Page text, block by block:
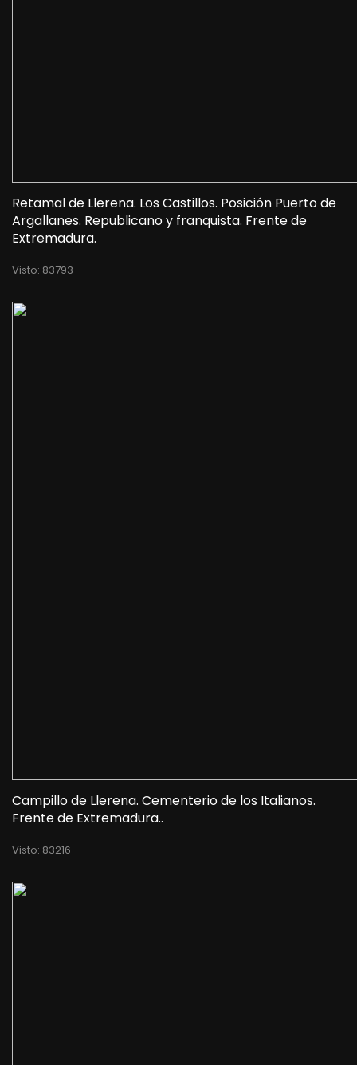
Retamal de Llerena. Los Castillos. Posición Puerto de
Argallanes. Republicano y franquista. Frente de
Extremadura.
Visto: 83793
Campillo de Llerena. Cementerio de los Italianos.
Frente de Extremadura..
Visto: 83216